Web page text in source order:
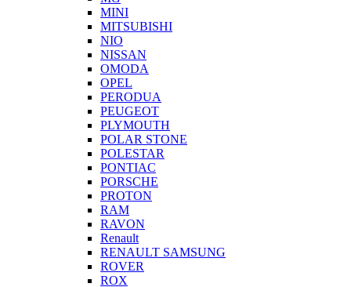
MINI
MITSUBISHI
NIO
NISSAN
OMODA
OPEL
PERODUA
PEUGEOT
PLYMOUTH
POLAR STONE
POLESTAR
PONTIAC
PORSCHE
PROTON
RAM
RAVON
Renault
RENAULT SAMSUNG
ROVER
ROX